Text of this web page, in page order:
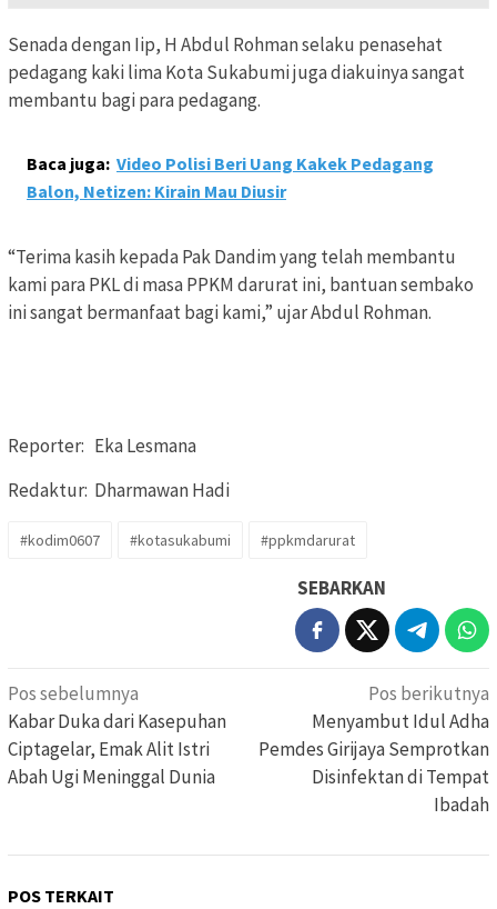
Senada dengan Iip, H Abdul Rohman selaku penasehat
pedagang kaki lima Kota Sukabumi juga diakuinya sangat
membantu bagi para pedagang.
Baca juga: Video Polisi Beri Uang Kakek Pedagang
Balon, Netizen: Kirain Mau Diusir
“Terima kasih kepada Pak Dandim yang telah membantu
kami para PKL di masa PPKM darurat ini, bantuan sembako
ini sangat bermanfaat bagi kami,” ujar Abdul Rohman.
Reporter: Eka Lesmana
Redaktur: Dharmawan Hadi
#kodim0607 #kotasukabumi #ppkmdarurat
SEBARKAN
Navigasi
pos
Pos sebelumnya
Kabar Duka dari Kasepuhan
Ciptagelar, Emak Alit Istri
Abah Ugi Meninggal Dunia
Pos berikutnya
Menyambut Idul Adha
Pemdes Girijaya Semprotkan
Disinfektan di Tempat
Ibadah
POS TERKAIT